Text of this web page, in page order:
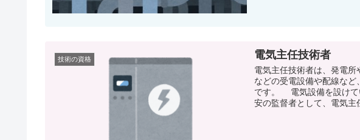
技術の資格 電気主任技術者
電気主任技術者は、発電
などの受電設備や配線な
です。 電気設備を設けて
安の監督者として、電気主